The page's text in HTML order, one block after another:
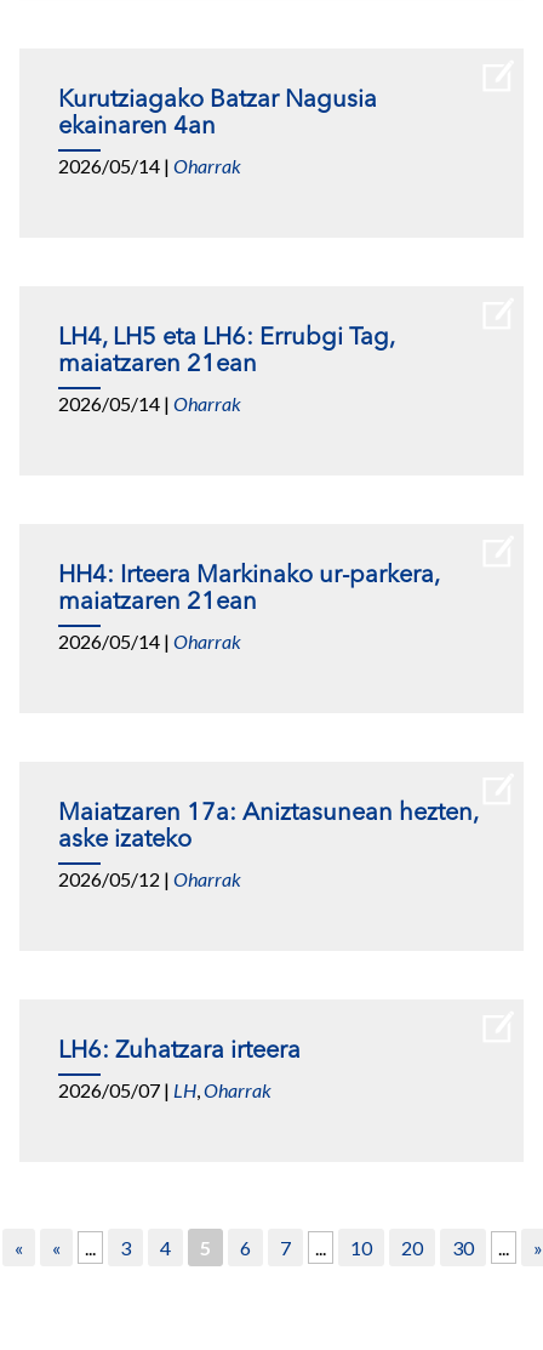
Kurutziagako Batzar Nagusia
ekainaren 4an
2026/05/14 | Oharrak
LH4, LH5 eta LH6: Errubgi Tag,
maiatzaren 21ean
2026/05/14 | Oharrak
HH4: Irteera Markinako ur-parkera,
maiatzaren 21ean
2026/05/14 | Oharrak
Maiatzaren 17a: Aniztasunean hezten,
aske izateko
2026/05/12 | Oharrak
LH6: Zuhatzara irteera
2026/05/07 | LH,Oharrak
« « ... 3 4 5 6 7 ... 10 20 30 ... »